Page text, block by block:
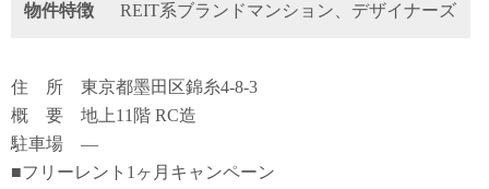
物件特徴 REIT系ブランドマンション、デザイナーズ
住 所 東京都墨田区錦糸4-8-3
概 要 地上11階 RC造
駐車場 ―
■フリーレント1ヶ月キャンペーン